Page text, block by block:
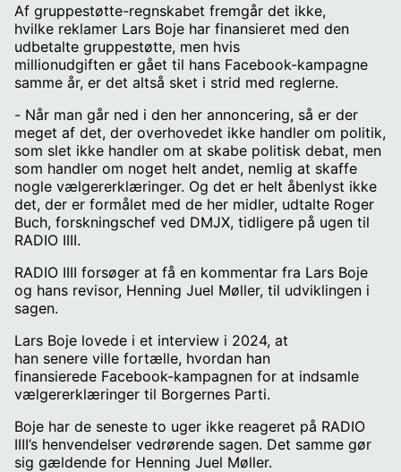
Af gruppestøtte-regnskabet fremgår det ikke,
hvilke reklamer Lars Boje har finansieret med den
udbetalte gruppestøtte, men hvis
millionudgiften er gået til hans Facebook-kampagne
samme år, er det altså sket i strid med reglerne.
- Når man går ned i den her annoncering, så er der
meget af det, der overhovedet ikke handler om politik,
som slet ikke handler om at skabe politisk debat, men
som handler om noget helt andet, nemlig at skaffe
nogle vælgererklæringer. Og det er helt åbenlyst ikke
det, der er formålet med de her midler, udtalte Roger
Buch, forskningschef ved DMJX, tidligere på ugen til
RADIO IIII.
RADIO IIII forsøger at få en kommentar fra Lars Boje
og hans revisor, Henning Juel Møller, til udviklingen i
sagen.
Lars Boje lovede i et interview i 2024, at
han senere ville fortælle, hvordan han
finansierede Facebook-kampagnen for at indsamle
vælgererklæringer til Borgernes Parti.
Boje har de seneste to uger ikke reageret på RADIO
IIII’s henvendelser vedrørende sagen. Det samme gør
sig gældende for Henning Juel Møller.